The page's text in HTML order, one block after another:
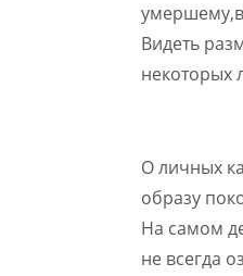
Видеть
некоторых
О личных
образу
На самом
не всегда